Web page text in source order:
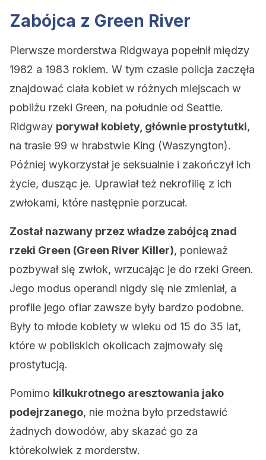
Zabójca z Green River
Pierwsze morderstwa Ridgwaya popełnił między
1982 a 1983 rokiem. W tym czasie policja zaczęła
znajdować ciała kobiet w różnych miejscach w
pobliżu rzeki Green, na południe od Seattle.
Ridgway porywał kobiety, głównie prostytutki,
na trasie 99 w hrabstwie King (Waszyngton).
Później wykorzystał je seksualnie i zakończył ich
życie, dusząc je. Uprawiał też nekrofilię z ich
zwłokami, które następnie porzucał.
Został nazwany przez władze zabójcą znad
rzeki Green (Green River Killer), ponieważ
pozbywał się zwłok, wrzucając je do rzeki Green.
Jego modus operandi nigdy się nie zmieniał, a
profile jego ofiar zawsze były bardzo podobne.
Były to młode kobiety w wieku od 15 do 35 lat,
które w pobliskich okolicach zajmowały się
prostytucją.
Pomimo kilkukrotnego aresztowania jako
podejrzanego, nie można było przedstawić
żadnych dowodów, aby skazać go za
którekolwiek z morderstw.